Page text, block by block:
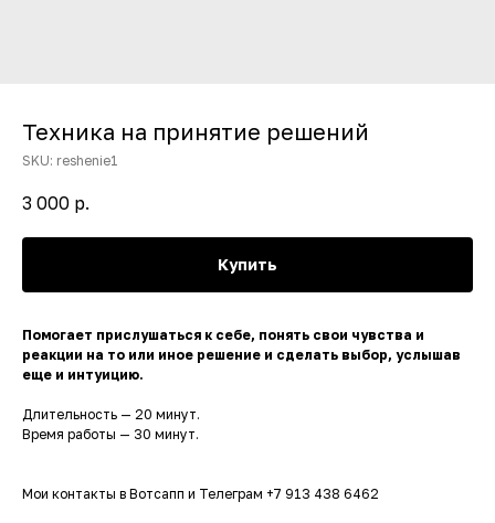
Техника на принятие решений
SKU: reshenie1
3 000 р.
Купить
Помогает прислушаться к себе, понять свои чувства и
реакции на то или иное решение и сделать выбор, услышав
еще и интуицию.
Длительность — 20 минут.
Время работы — 30 минут.
Мои контакты в Вотсапп и Телеграм +7 913 438 6462